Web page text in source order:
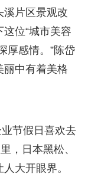
溪片区景观改
位“城市美容
厚感情。”陈岱
丽中有着美格
节假日喜欢去
，日本黑松、
大开眼界。